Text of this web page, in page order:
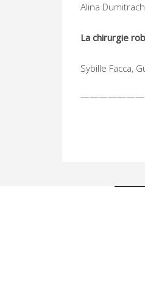
Alina
La chirurgie
Sybille Facca,